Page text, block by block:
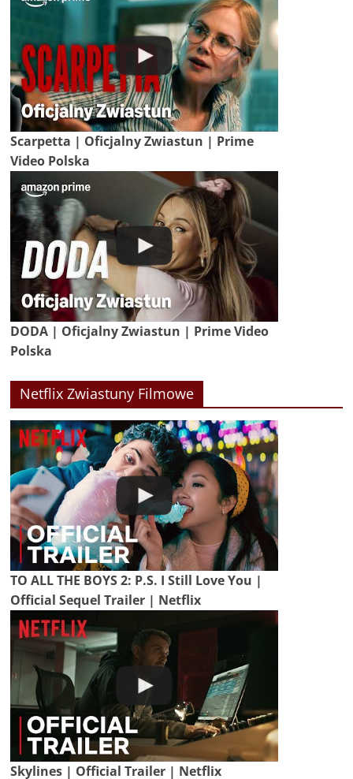
Scarpetta | Oficjalny Zwiastun | Prime
Video Polska
DODA | Oficjalny Zwiastun | Prime Video
Polska
Netflix Zwiastuny Filmowe
TO ALL THE BOYS 2: P.S. I Still Love You |
Official Sequel Trailer | Netflix
Skylines | Official Trailer | Netflix